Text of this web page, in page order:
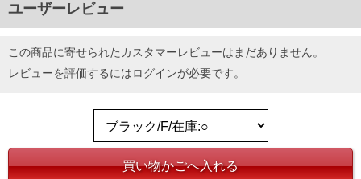
ユーザーレビュー
この商品に寄せられたカスタマーレビューはまだありません。
レビューを評価するにはログインが必要です。